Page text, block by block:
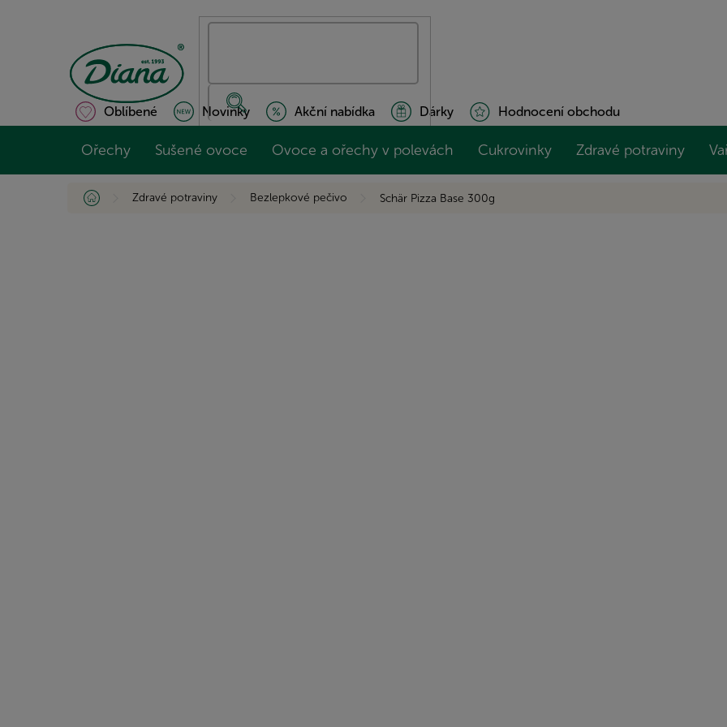
Oblíbené Novinky Akční nabídka Dárky Hodnocení obchodu
Ořechy Sušené ovoce Ovoce a ořechy v polevách Cukrovinky Zdravé potraviny
Domů Zdravé potraviny Bezlepkové pečivo Schär Pizza Base 300g